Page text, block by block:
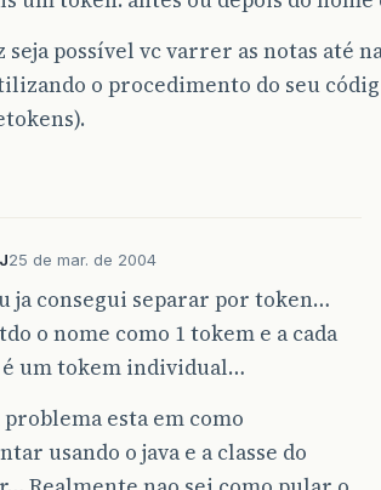
seja possível vc varrer as notas até
o procedimento do seu
25 de mar. de 2004
ja consegui separar por token…
o nome como 1 tokem e a cada
um tokem individual…
problema esta em como
usando o java e a classe do